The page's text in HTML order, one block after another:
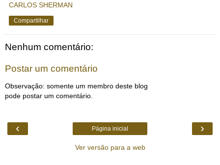
CARLOS SHERMAN
Compartilhar
Nenhum comentário:
Postar um comentário
Observação: somente um membro deste blog
pode postar um comentário.
‹ ›
Página inicial
Ver versão para a web